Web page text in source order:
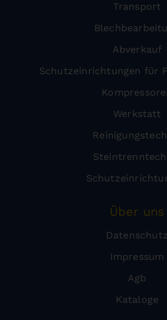
Transport
Abverkauf
Schutzeinrichtungen für
Werkstatt
Über uns
Datenschutz
Impressum
Agb
Kataloge